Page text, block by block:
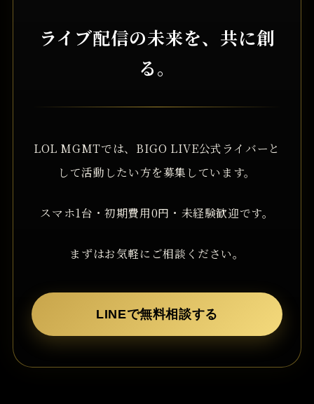
ライブ配信の未来を、共に創
る。
LOL MGMTでは、BIGO LIVE公式ライバーと
して活動したい方を募集しています。
スマホ1台・初期費用0円・未経験歓迎です。
まずはお気軽にご相談ください。
LINEで無料相談する